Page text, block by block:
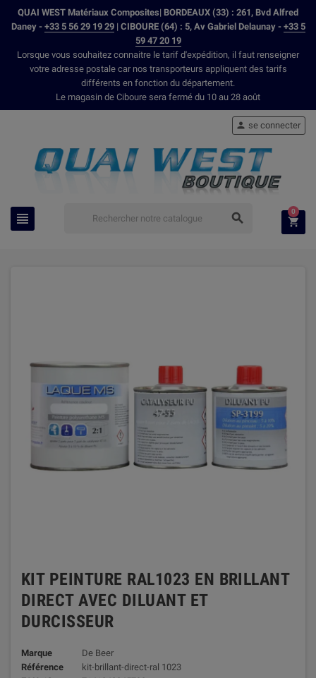
QUAI WEST Matériaux Composites| BORDEAUX (33) : 261, Bvd Alfred
Daney - +33 5 56 29 19 29| CIBOURE (64) : 5, Av Gabriel Delaunay - +33 5
59 47 20 19
Lorsque vous souhaitez connaitre le tarif d'expédition, il faut renseigner
votre adresse postale car nos transporteurs appliquent des tarifs
différents en fonction du département.
Le magasin de Ciboure sera fermé du 10 au 28 août
 
 se connecter

0
KIT PEINTURE RAL1023 EN BRILLANT
DIRECT AVEC DILUANT ET
DURCISSEUR
Marque
De Beer
Référence
kit-brillant-direct-ral 1023